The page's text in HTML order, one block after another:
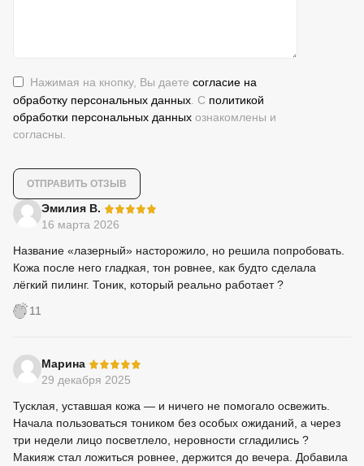
Нажимая на кнопку, Вы даете согласие на
обработку персональных данных . С политикой
обработки персональных данных ознакомлены и
согласны.
Эмилия В.
16 марта 2026
Название «лазерный» насторожило, но решила попробовать.
Кожа после него гладкая, тон ровнее, как будто сделала
лёгкий пилинг. Тоник, который реально работает ?
11
Марина
29 декабря 2025
Тусклая, уставшая кожа — и ничего не помогало освежить.
Начала пользоваться тоником без особых ожиданий, а через
три недели лицо посветлело, неровности сгладились ?
Макияж стал ложиться ровнее, держится до вечера. Добавила